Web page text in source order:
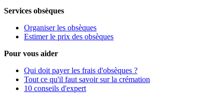
Services obsèques
Organiser les obsèques
Estimer le prix des obsèques
Pour vous aider
Qui doit payer les frais d'obsèques ?
Tout ce qu'il faut savoir sur la crémation
10 conseils d'expert